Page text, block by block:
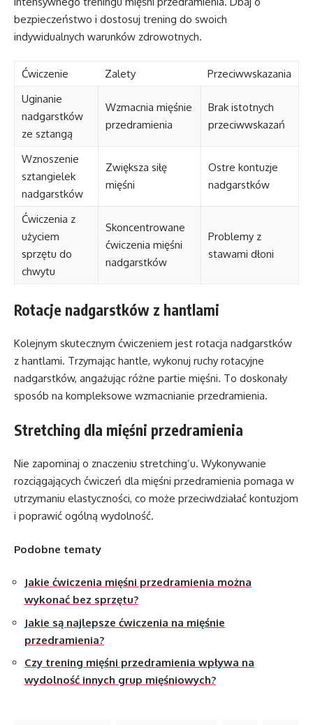
bezpieczeństwo i dostosuj trening do swoich
indywidualnych warunków zdrowotnych.
Ćwiczenie Zalety
Przeciwwskazania
Uginanie
nadgarstków
ze sztangą
Wzmacnia mięśnie
przedramienia
Brak istotnych
przeciwwskazań
Wznoszenie
sztangielek
nadgarstków
Zwiększa siłę
mięśni
Ostre kontuzje
nadgarstków
Ćwiczenia z
użyciem
sprzętu do
chwytu
Skoncentrowane
ćwiczenia mięśni
nadgarstków
Problemy z
stawami dłoni
Rotacje nadgarstków z hantlami
Kolejnym skutecznym ćwiczeniem jest rotacja nadgarstków
z hantlami. Trzymając hantle, wykonuj ruchy rotacyjne
nadgarstków, angażując różne partie mięśni. To doskonały
sposób na kompleksowe wzmacnianie przedramienia.
Stretching dla mięśni przedramienia
Nie zapominaj o znaczeniu stretching’u. Wykonywanie
rozciągających ćwiczeń dla mięśni przedramienia pomaga w
utrzymaniu elastyczności, co może przeciwdziałać kontuzjom
i poprawić ogólną wydolność.
Podobne tematy
Jakie ćwiczenia mięśni przedramienia można
wykonać bez sprzętu?
Jakie są najlepsze ćwiczenia na mięśnie
przedramienia?
Czy trening mięśni przedramienia wpływa na
wydolność innych grup mięśniowych?